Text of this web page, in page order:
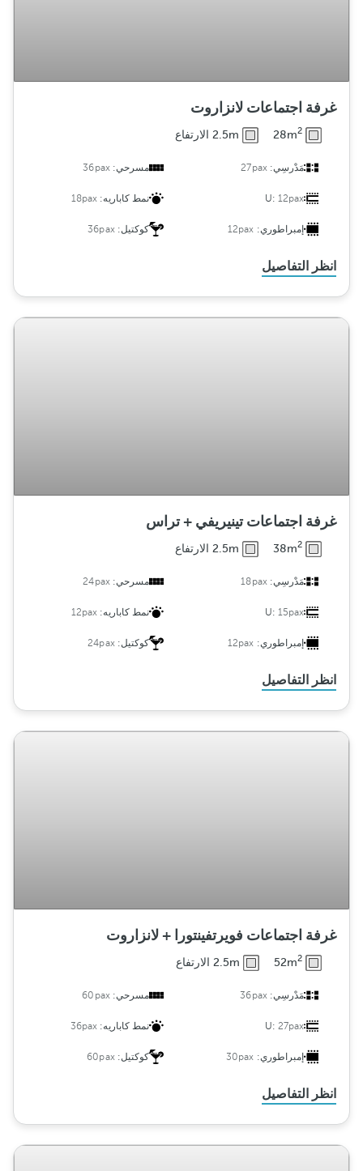
غرفة اجتماعات لانزاروت
28m2 2.5m الارتفاع
مَدْرسِي:27pax مسرحي:36pax
U: 12pax نمط كاباريه: 18pax
إمبراطوري: 12pax كوكتيل:36pax
انظر التفاصيل
غرفة اجتماعات تينيريفي + تراس
38m2 2.5m الارتفاع
مَدْرسِي:18pax مسرحي:24pax
U: 15pax نمط كاباريه: 12pax
إمبراطوري: 12pax كوكتيل:24pax
انظر التفاصيل
غرفة اجتماعات فويرتفينتورا + لانزاروت
52m2 2.5m الارتفاع
مَدْرسِي:36pax مسرحي:60pax
U: 27pax نمط كاباريه: 36pax
إمبراطوري: 30pax كوكتيل:60pax
انظر التفاصيل